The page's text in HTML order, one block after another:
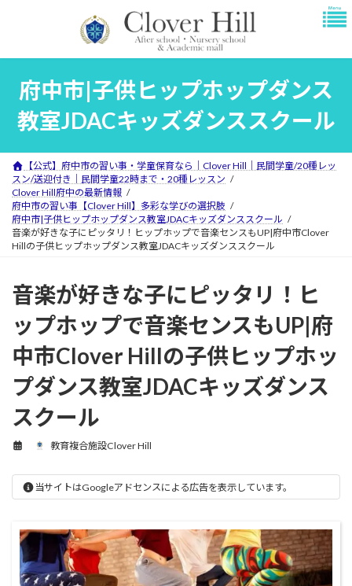
府中市|子供ヒップホップダンス
教室JDACキッズダンススクール
【公式】府中市の習い事・学童保育なら｜Clover Hill｜民間学童/20種レッ
スン/送迎付き｜民間学童22時まで・20種レッスン
Clover Hill府中の最新情報
府中市の習い事【Clover Hill】多彩な学びの選択肢
府中市|子供ヒップホップダンス教室JDACキッズダンススクール
音楽が好きな子にピッタリ！ヒップホップで音楽センスもUP|府中市Clover
Hillの子供ヒップホップダンス教室JDACキッズダンススクール
音楽が好きな子にピッタリ！ヒ
ップホップで音楽センスもUP|府
中市Clover Hillの子供ヒップホッ
プダンス教室JDACキッズダンス
スクール
教育複合施設Clover Hill
当サイトはGoogleアドセンスによる広告を表示しています。